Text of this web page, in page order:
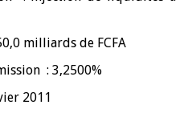
milliards de FCFA
: 3,2500%
2011